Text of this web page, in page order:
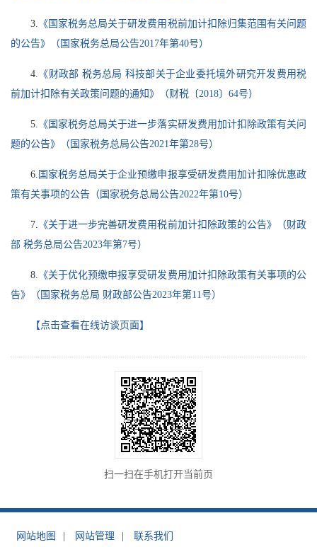
3. 《国家税务总局关于研发费用税前加计扣除归集范围有关问题
的公告》（国家税务总局公告2017年第40号）
4. 《财政部 税务总局 科技部关于企业委托境外研究开发费用税
前加计扣除有关政策问题的通知》（财税〔2018〕64号）
5. 《国家税务总局关于进一步落实研发费用加计扣除政策有关问
题的公告》（国家税务总局公告2021年第28号）
6. 国家税务总局关于企业预缴申报享受研发费用加计扣除优惠政
策有关事项的公告（国家税务总局公告2022年第10号）
7. 《关于进一步完善研发费用税前加计扣除政策的公告》（财政
部 税务总局公告2023年第7号）
8. 《关于优化预缴申报享受研发费用加计扣除政策有关事项的公
告》（国家税务总局 财政部公告2023年第11号）
【点击查看在线访谈页面】
扫一扫在手机打开当前页
网站地图 网站管理 联系我们